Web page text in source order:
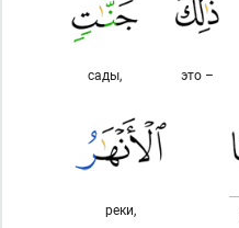
это –
сады,
реки,